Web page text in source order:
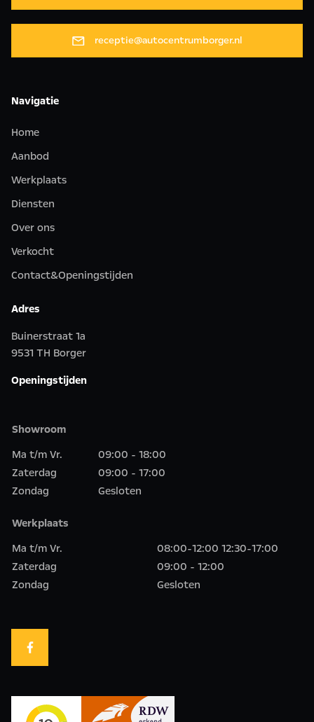
receptie@autocentrumborger.nl
Navigatie
Home
Aanbod
Werkplaats
Diensten
Over ons
Verkocht
Contact&Openingstijden
Adres
Buinerstraat 1a
9531 TH Borger
Openingstijden
Showroom
Ma t/m Vr.
09:00 - 18:00
Zaterdag
09:00 - 17:00
Zondag
Gesloten
Werkplaats
Ma t/m Vr.
08:00-12:00 12:30-17:00
Zaterdag
09:00 - 12:00
Zondag
Gesloten